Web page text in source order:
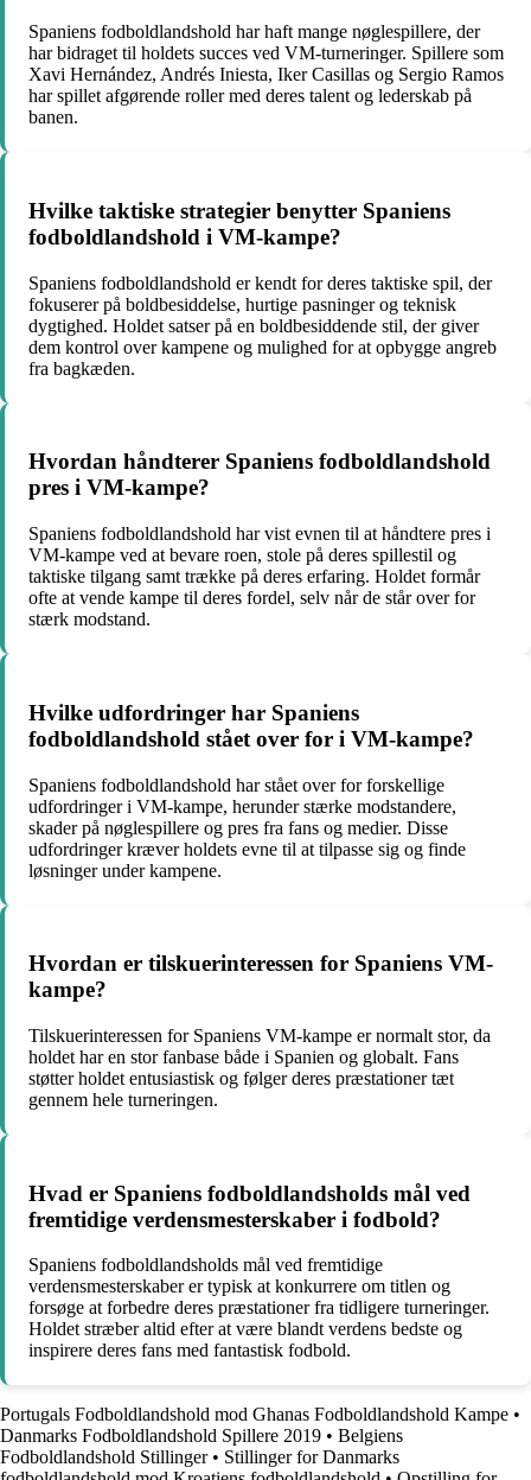
Spaniens fodboldlandshold har haft mange nøglespillere, der
har bidraget til holdets succes ved VM-turneringer. Spillere som
Xavi Hernández, Andrés Iniesta, Iker Casillas og Sergio Ramos
har spillet afgørende roller med deres talent og lederskab på
banen.
Hvilke taktiske strategier benytter Spaniens
fodboldlandshold i VM-kampe?
Spaniens fodboldlandshold er kendt for deres taktiske spil, der
fokuserer på boldbesiddelse, hurtige pasninger og teknisk
dygtighed. Holdet satser på en boldbesiddende stil, der giver
dem kontrol over kampene og mulighed for at opbygge angreb
fra bagkæden.
Hvordan håndterer Spaniens fodboldlandshold
pres i VM-kampe?
Spaniens fodboldlandshold har vist evnen til at håndtere pres i
VM-kampe ved at bevare roen, stole på deres spillestil og
taktiske tilgang samt trække på deres erfaring. Holdet formår
ofte at vende kampe til deres fordel, selv når de står over for
stærk modstand.
Hvilke udfordringer har Spaniens
fodboldlandshold stået over for i VM-kampe?
Spaniens fodboldlandshold har stået over for forskellige
udfordringer i VM-kampe, herunder stærke modstandere,
skader på nøglespillere og pres fra fans og medier. Disse
udfordringer kræver holdets evne til at tilpasse sig og finde
løsninger under kampene.
Hvordan er tilskuerinteressen for Spaniens VM-
kampe?
Tilskuerinteressen for Spaniens VM-kampe er normalt stor, da
holdet har en stor fanbase både i Spanien og globalt. Fans
støtter holdet entusiastisk og følger deres præstationer tæt
gennem hele turneringen.
Hvad er Spaniens fodboldlandsholds mål ved
fremtidige verdensmesterskaber i fodbold?
Spaniens fodboldlandsholds mål ved fremtidige
verdensmesterskaber er typisk at konkurrere om titlen og
forsøge at forbedre deres præstationer fra tidligere turneringer.
Holdet stræber altid efter at være blandt verdens bedste og
inspirere deres fans med fantastisk fodbold.
Portugals Fodboldlandshold mod Ghanas Fodboldlandshold Kampe •
Danmarks Fodboldlandshold Spillere 2019 • Belgiens
Fodboldlandshold Stillinger• Stillinger for Danmarks